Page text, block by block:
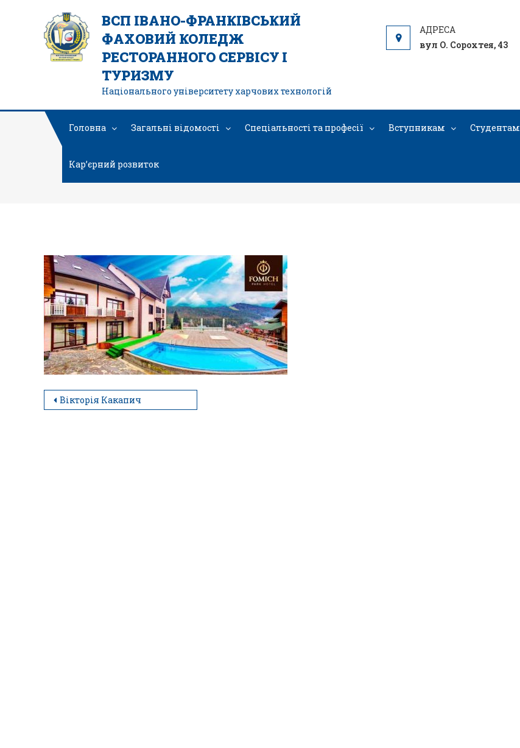
ВСП ІВАНО-ФРАНКІВСЬКИЙ
ФАХОВИЙ КОЛЕДЖ
РЕСТОРАННОГО СЕРВІСУ І
ТУРИЗМУ
Національного університету харчових технологій
вул О. Сорохтея, 43
Головна Загальні відомості Спеціальності та професії Вступникам Студентам
Кар’єрний розвиток
Вікторія Какапич